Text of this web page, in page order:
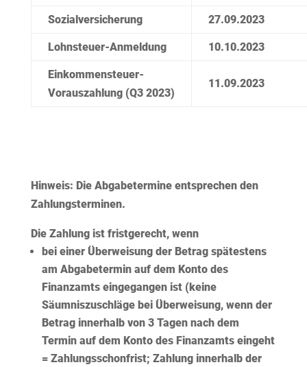
Sozialversicherung 27.09.2023
Lohnsteuer-Anmeldung 10.10.2023
Einkommensteuer-
Vorauszahlung (Q3 2023)
11.09.2023
Hinweis: Die Abgabetermine entsprechen den
Zahlungsterminen.
Die Zahlung ist fristgerecht, wenn
bei einer Überweisungder Betrag spätestens
am Abgabetermin auf dem Konto des
Finanzamts eingegangen ist (keine
Säumniszuschläge bei Überweisung, wenn der
Betrag innerhalb von 3 Tagen nach dem
Termin auf dem Konto des Finanzamts eingeht
= Zahlungsschonfrist; Zahlung innerhalb der